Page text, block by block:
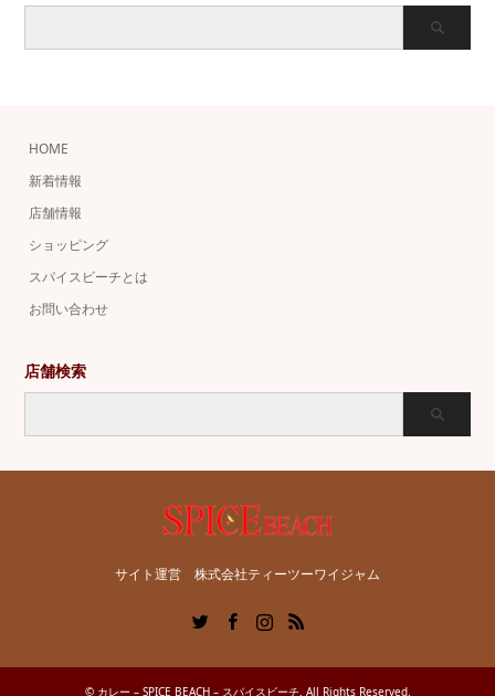
HOME
新着情報
店舗情報
ショッピング
スパイスビーチとは
お問い合わせ
店舗検索
サイト運営 株式会社ティーツーワイジャム
RSS
© カレー – SPICE BEACH – スパイスビーチ. All Rights Reserved.